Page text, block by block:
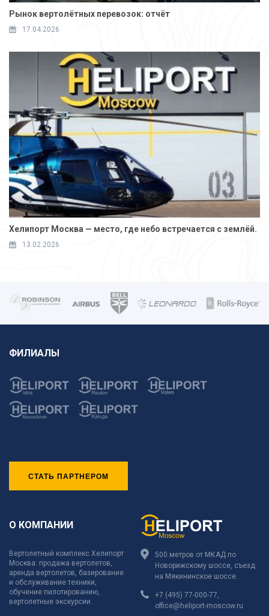
Рынок вертолётных перевозок: отчёт
17.04.2026
Хелипорт Москва — место, где небо встречается с землёй.
13.02.2026
ФИЛИАЛЫ
СТАТЬ ПАРТНЕРОМ
О КОМПАНИИ
Вертолетный комплекс Хелипорт
Москва: продажа вертолетов,
аренда вертолетов, базирование
и обслуживание техники,
обучение пилотированию,
вертолетные экскурсии.
500 метров от МКАД по
Новорижскому шоссе, съезд
на Мякининское шоссе.
+7 (495) 77-000-77
office@heliport-moscow.ru